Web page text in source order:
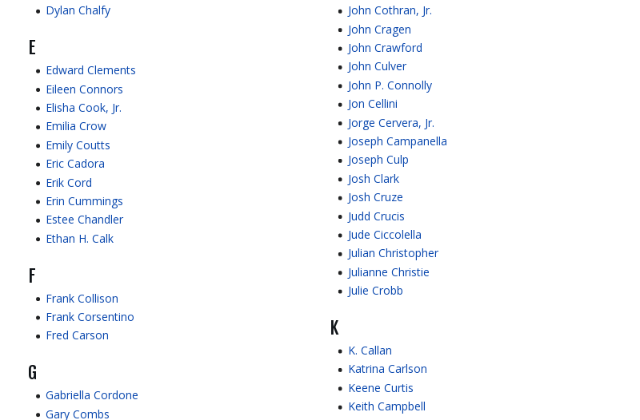
Dylan Chalfy
E
Edward Clements
Eileen Connors
Elisha Cook, Jr.
Emilia Crow
Emily Coutts
Eric Cadora
Erik Cord
Erin Cummings
Estee Chandler
Ethan H. Calk
F
Frank Collison
Frank Corsentino
Fred Carson
G
Gabriella Cordone
Gary Combs
John Cothran, Jr.
John Cragen
John Crawford
John Culver
John P. Connolly
Jon Cellini
Jorge Cervera, Jr.
Joseph Campanella
Joseph Culp
Josh Clark
Josh Cruze
Judd Crucis
Jude Ciccolella
Julian Christopher
Julianne Christie
Julie Crobb
K
K. Callan
Katrina Carlson
Keene Curtis
Keith Campbell